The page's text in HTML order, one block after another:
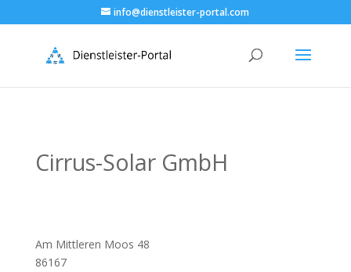
info@dienstleister-portal.com
Cirrus-Solar GmbH
Am Mittleren Moos 48
86167